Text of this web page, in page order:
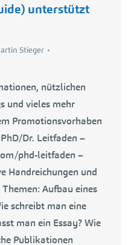
unterstützt
Stieger
nützlichen
und vieles mehr
Promotionsvorhaben
Dr. Leitfaden –
phd-leitfaden –
Handreichungen und
Aufbau eines
schreibt man eine
man ein Essay? Wie
Publikationen